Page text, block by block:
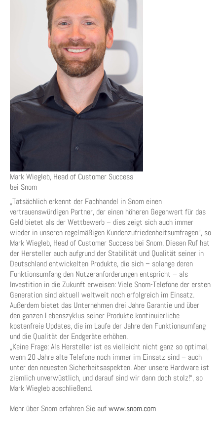
Mark Wiegleb, Head of Customer Success
bei Snom
„Tatsächlich erkennt der Fachhandel in Snom einen
vertrauenswürdigen Partner, der einen höheren Gegenwert für das
Geld bietet als der Wettbewerb – dies zeigt sich auch immer
wieder in unseren regelmäßigen Kundenzufriedenheitsumfragen“, so
Mark Wiegleb, Head of Customer Success bei Snom. Diesen Ruf hat
der Hersteller auch aufgrund der Stabilität und Qualität seiner in
Deutschland entwickelten Produkte, die sich – solange deren
Funktionsumfang den Nutzeranforderungen entspricht – als
Investition in die Zukunft erweisen: Viele Snom-Telefone der ersten
Generation sind aktuell weltweit noch erfolgreich im Einsatz.
Außerdem bietet das Unternehmen drei Jahre Garantie und über
den ganzen Lebenszyklus seiner Produkte kontinuierliche
kostenfreie Updates, die im Laufe der Jahre den Funktionsumfang
und die Qualität der Endgeräte erhöhen.
„Keine Frage: Als Hersteller ist es vielleicht nicht ganz so optimal,
wenn 20 Jahre alte Telefone noch immer im Einsatz sind – auch
unter den neuesten Sicherheitsaspekten. Aber unsere Hardware ist
ziemlich unverwüstlich, und darauf sind wir dann doch stolz!“, so
Mark Wiegleb abschließend.
Mehr über Snom erfahren Sie aufwww.snom.com